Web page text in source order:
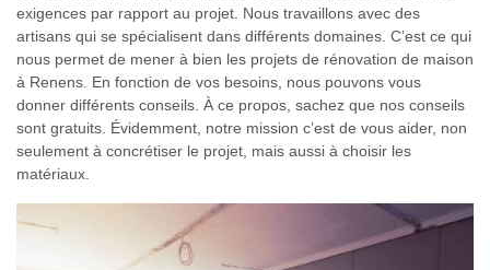
exigences par rapport au projet. Nous travaillons avec des
artisans qui se spécialisent dans différents domaines. C’est ce qui
nous permet de mener à bien les projets de rénovation de maison
à Renens. En fonction de vos besoins, nous pouvons vous
donner différents conseils. À ce propos, sachez que nos conseils
sont gratuits. Évidemment, notre mission c’est de vous aider, non
seulement à concrétiser le projet, mais aussi à choisir les
matériaux.